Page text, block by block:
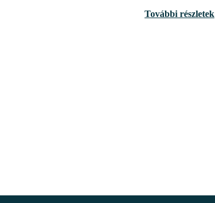
További részletek